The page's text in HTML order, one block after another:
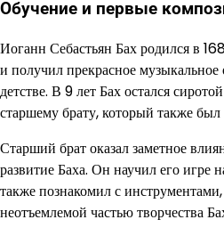
Обучение и первые
Иоганн Себастьян Бах родился в
и получил прекрасное
детстве. В 9 лет Бах остался
старшему брату, который также
Старший брат оказал заметное
развитие Баха. Он научил его игре
также познакомил с
неотъемлемой частью творчества